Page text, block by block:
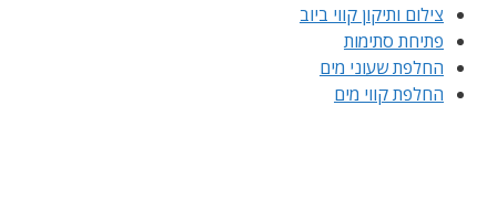
צילום ותיקון קווי ביוב
פתיחת סתימות
החלפת שעוני מים
החלפת קווי מים